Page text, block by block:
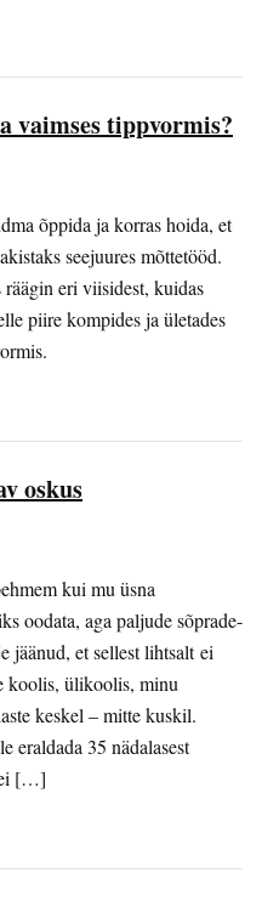
vaimses tippvormis?
õppida ja korras hoida, et
seejuures mõttetööd.
räägin eri viisidest, kuidas
piire kompides ja ületades
oskus
kui mu üsna
oodata, aga paljude sõprade-
jäänud, et sellest lihtsalt ei
koolis, ülikoolis, minu
keskel – mitte kuskil.
eraldada 35 nädalasest
[…]